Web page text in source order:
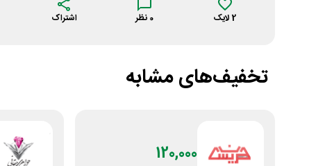
2 لایک 0 نظر اشتراک
تخفیف‌های مشابه
120,000